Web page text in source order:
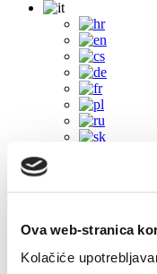
Ova web-stranica
Kolačiće
Contatti
Obala sv. Nikole 31,